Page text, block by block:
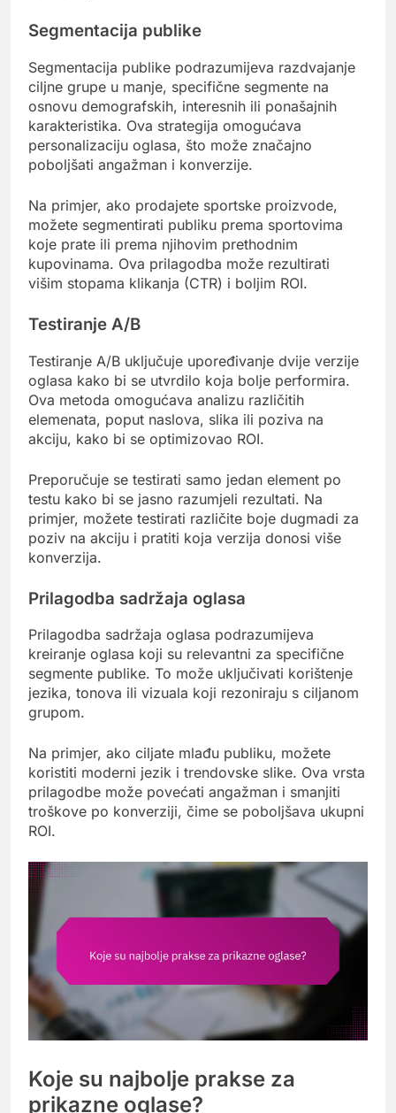
Segmentacija publike
Segmentacija publike podrazumijeva razdvajanje
ciljne grupe u manje, specifične segmente na
osnovu demografskih, interesnih ili ponašajnih
karakteristika. Ova strategija omogućava
personalizaciju oglasa, što može značajno
poboljšati angažman i konverzije.
Na primjer, ako prodajete sportske proizvode,
možete segmentirati publiku prema sportovima
koje prate ili prema njihovim prethodnim
kupovinama. Ova prilagodba može rezultirati
višim stopama klikanja (CTR) i boljim ROI.
Testiranje A/B
Testiranje A/B uključuje upoređivanje dvije verzije
oglasa kako bi se utvrdilo koja bolje performira.
Ova metoda omogućava analizu različitih
elemenata, poput naslova, slika ili poziva na
akciju, kako bi se optimizovao ROI.
Preporučuje se testirati samo jedan element po
testu kako bi se jasno razumjeli rezultati. Na
primjer, možete testirati različite boje dugmadi za
poziv na akciju i pratiti koja verzija donosi više
konverzija.
Prilagodba sadržaja oglasa
Prilagodba sadržaja oglasa podrazumijeva
kreiranje oglasa koji su relevantni za specifične
segmente publike. To može uključivati korištenje
jezika, tonova ili vizuala koji rezoniraju s ciljanom
grupom.
Na primjer, ako ciljate mlađu publiku, možete
koristiti moderni jezik i trendovske slike. Ova vrsta
prilagodbe može povećati angažman i smanjiti
troškove po konverziji, čime se poboljšava ukupni
ROI.
Koje su najbolje prakse za
prikazne oglase?